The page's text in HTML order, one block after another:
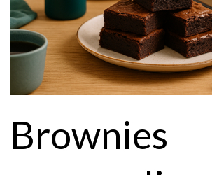
Brownies